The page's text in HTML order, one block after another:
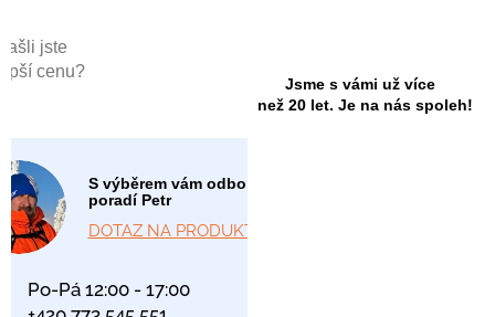
jste
cenu?
S výběrem vám odborně
poradí Petr
DOTAZ NA PRODUKT
Po-Pá 12:00 - 17:00
Jsme s vámi už více
než 20 let. Je na nás spoleh!